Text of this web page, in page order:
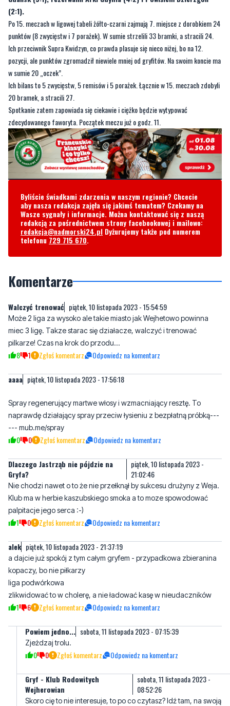
(2:1).
Po 15. meczach w ligowej tabeli żółto-czarni zajmują 7. miejsce z dorobkiem 24
punktów (8 zwycięstw i 7 porażek). W sumie strzelili 33 bramki, a stracili 24.
Ich przeciwnik Supra Kwidzyn, co prawda plasuje się nieco niżej, bo na 12.
pozycji, ale punktów zgromadził niewiele mniej od gryfitów. Na swoim koncie ma
w sumie 20 „oczek”.
Ich bilans to 5 zwycięstw, 5 remisów i 5 porażek. Łącznie w 15. meczach zdobyli
20 bramek, a stracili 27.
Spotkanie zatem zapowiada się ciekawie i ciężko będzie wytypować
zdecydowanego faworyta. Początek meczu już o godz. 11.
Byliście świadkami zdarzenia w naszym regionie? Chcecie
aby nasza redakcja zajęła się jakimś tematem? Czekamy na
Wasze sygnały i informacje. Można kontaktować się z naszą
redakcją za pośrednictwem strony facebookowej i mailowo:
redakcja@nadmorski24.pl Dyżurujemy także pod numerem
telefonu 729 715 670.
Komentarze
Walczyć trenować piątek, 10 listopada 2023 - 15:54:59
Może 2 liga za wysoko ale takie miasto jak Wejhetowo powinna
miec 3 ligę. Takze starac się działacze, walczyć i trenować
pilkarze! Czas na krok do przodu...
8 1 Zgłoś komentarz Odpowiedz na komentarz
aaaa piątek, 10 listopada 2023 - 17:56:18
Spray regenerujący martwe włosy i wzmacniający resztę. To
naprawdę działający spray przeciw łysieniu z bezpłatną próbką---
--- mub.me/spray
0 0 Zgłoś komentarz Odpowiedz na komentarz
Dlaczego Jastrząb nie pójdzie na
Gryfa?
piątek, 10 listopada 2023 -
21:02:46
Nie chodzi nawet o to że nie przełknął by sukcesu drużyny z Weja.
Klub ma w herbie kaszubskiego smoka a to moze spowodować
palpitacje jego serca :-)
1 0 Zgłoś komentarz Odpowiedz na komentarz
alek piątek, 10 listopada 2023 - 21:37:19
a dajcie już spokój z tym całym gryfem - przypadkowa zbieranina
kopaczy, bo nie piłkarzy
liga podwórkowa
zlikwidować to w cholerę, a nie ładować kasę w nieudaczników
1 6 Zgłoś komentarz Odpowiedz na komentarz
Powiem jedno... sobota, 11 listopada 2023 - 07:15:39
Zjeżdzaj trolu.
0 0 Zgłoś komentarz Odpowiedz na komentarz
Gryf - Klub Rodowitych
Wejherowian
sobota, 11 listopada 2023 -
08:52:26
Skoro cię to nie interesuje, to po co czytasz? Idź tam, na swoją